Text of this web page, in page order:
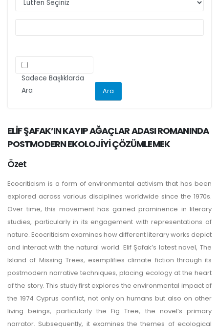
ilgili kriteri göz önünde bulundurarak
Sadece Başlıklarda
Ara
ELİF ŞAFAK’IN KAYIP AĞAÇLAR ADASI ROMANINDA
POSTMODERN EKOLOJİYİ ÇÖZÜMLEMEK
Özet
Ecocriticism is a form of environmental activism that has been
explored across various disciplines worldwide since the 1970s.
Over time, this movement has gained prominence in literary
studies, particularly in its engagement with representations of
nature. Ecocriticism examines how different literary works depict
and interact with the natural world. Elif Şafak’s latest novel, The
Island of Missing Trees, exemplifies climate fiction through its
postmodern narrative techniques, placing ecology at the heart
of the story. This study first explores the environmental impact of
the 1974 Cyprus conflict, not only on humans but also on other
living beings, particularly the Fig Tree, the novel’s primary
narrator. Subsequently, it examines the themes of ecological